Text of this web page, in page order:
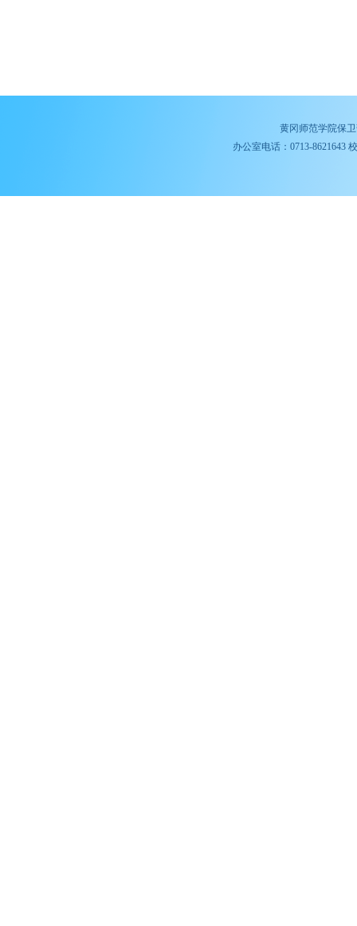
黄冈师范学院保
办公室电话：0713-8621643